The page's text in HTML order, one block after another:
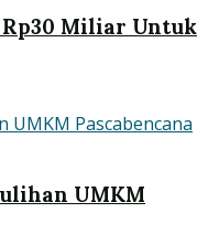
Miliar Untuk
UMKM